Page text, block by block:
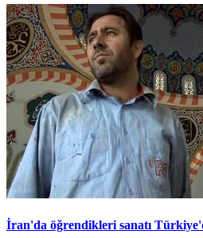
İran'da öğrendikleri sanatı